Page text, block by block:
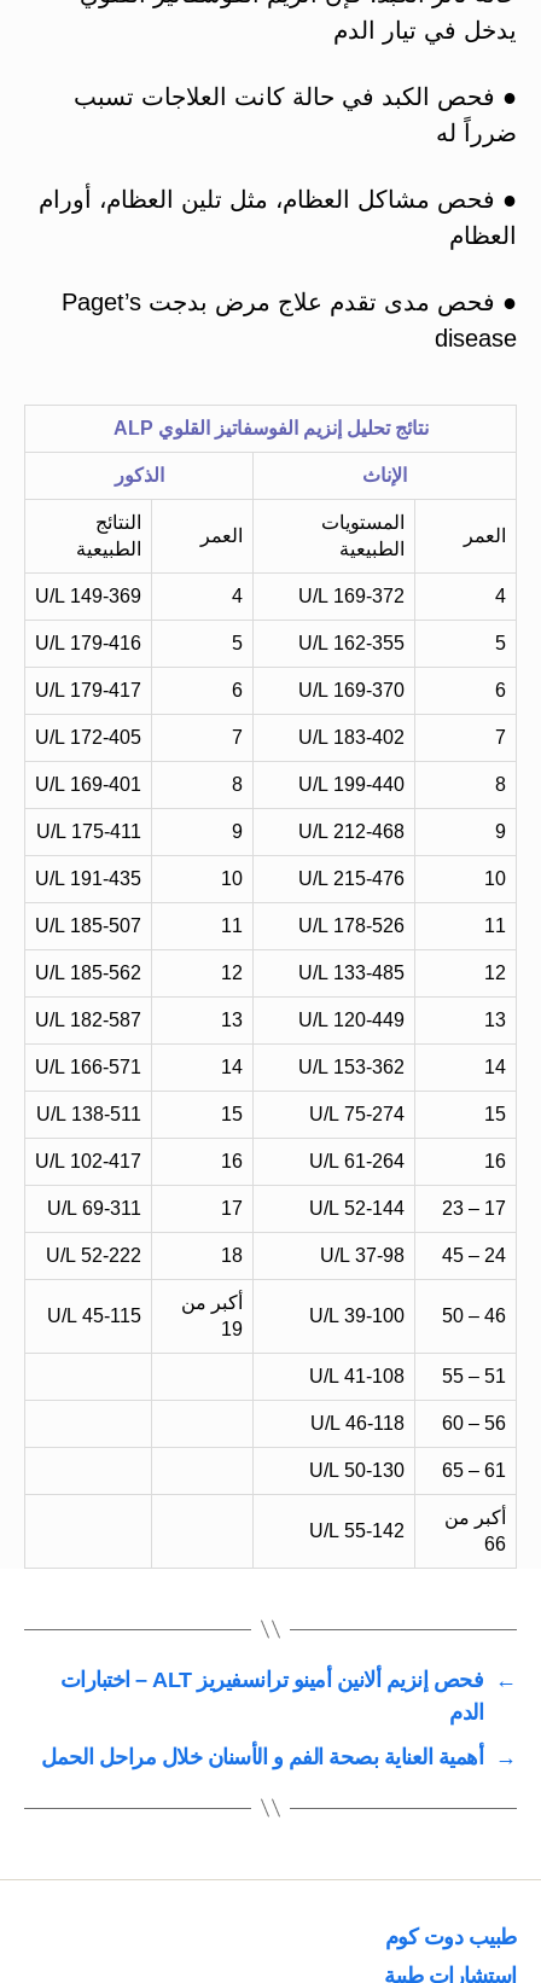
يدخل في تيار الدم
● فحص الكبد في حالة كانت العلاجات تسبب
ضرراً له
● فحص مشاكل العظام، مثل تلين العظام، أورام
العظام
● فحص مدى تقدم علاج مرض بدجت Paget’s
disease
نتائج تحليل إنزيم الفوسفاتيز القلوي ALP
الإناث الذكور
العمر
المستويات
الطبيعية
العمر
النتائج
الطبيعية
4
169-372 U/L
4
149-369 U/L
5
162-355 U/L
5
179-416 U/L
6
169-370 U/L
6
179-417 U/L
7
183-402 U/L
7
172-405 U/L
8
199-440 U/L
8
169-401 U/L
9
212-468 U/L
9
175-411 U/L
10
215-476 U/L
10
191-435 U/L
11
178-526 U/L
11
185-507 U/L
12
133-485 U/L
12
185-562 U/L
13
120-449 U/L
13
182-587 U/L
14
153-362 U/L
14
166-571 U/L
15
75-274 U/L
15
138-511 U/L
16
61-264 U/L
16
102-417 U/L
17 – 23
52-144 U/L
17
69-311 U/L
24 – 45
37-98 U/L
18
52-222 U/L
46 – 50
39-100 U/L
أكبر من
19
45-115 U/L
51 – 55
41-108 U/L
56 – 60
46-118 U/L
61 – 65
50-130 U/L
أكبر من
66
55-142 U/L
←
فحص إنزيم ألانين أمينو ترانسفيريز ALT – اختبارات
الدم
→
أهمية العناية بصحة الفم و الأسنان خلال مراحل الحمل
طبيب دوت كوم
استشارات طبية